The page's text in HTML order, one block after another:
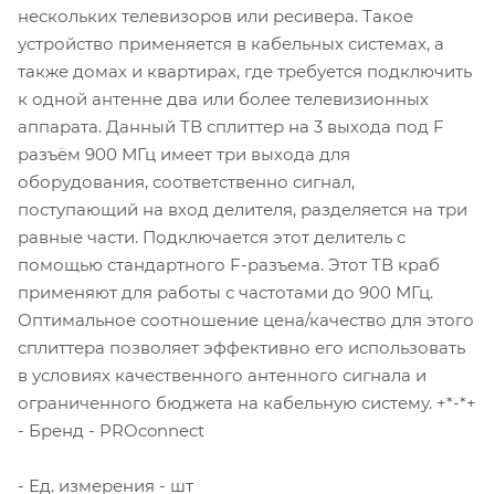
нескольких телевизоров или ресивера. Такое
устройство применяется в кабельных системах, а
также домах и квартирах, где требуется подключить
к одной антенне два или более телевизионных
аппарата. Данный ТВ сплиттер на 3 выхода под F
разъём 900 МГц имеет три выхода для
оборудования, соответственно сигнал,
поступающий на вход делителя, разделяется на три
равные части. Подключается этот делитель с
помощью стандартного F-разъема. Этот ТВ краб
применяют для работы с частотами до 900 МГц.
Оптимальное соотношение цена/качество для этого
сплиттера позволяет эффективно его использовать
в условиях качественного антенного сигнала и
ограниченного бюджета на кабельную систему. +*-*+
- Бренд - PROconnect
- Ед. измерения - шт